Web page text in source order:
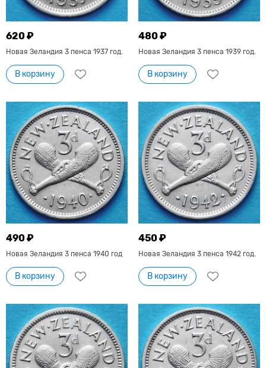
620 ₽
Новая Зеландия 3 пенса 1937 год.
В корзину
480 ₽
Новая Зеландия 3 пенса 1939 год.
В корзину
490 ₽
Новая Зеландия 3 пенса 1940 год
В корзину
450 ₽
Новая Зеландия 3 пенса 1942 год.
В корзину